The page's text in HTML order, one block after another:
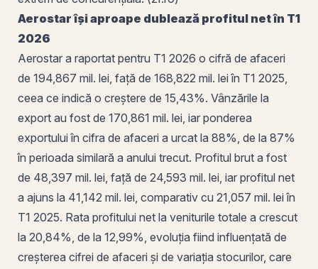
Aerostar își aproape dublează profitul net în T1
2026
Aerostar a raportat pentru T1 2026 o cifră de afaceri
de 194,867 mil. lei, față de 168,822 mil. lei în T1 2025,
ceea ce indică o creștere de 15,43%. Vânzările la
export au fost de 170,861 mil. lei, iar ponderea
exportului în cifra de afaceri a urcat la 88%, de la 87%
în perioada similară a anului trecut. Profitul brut a fost
de 48,397 mil. lei, față de 24,593 mil. lei, iar profitul net
a ajuns la 41,142 mil. lei, comparativ cu 21,057 mil. lei în
T1 2025. Rata profitului net la veniturile totale a crescut
la 20,84%, de la 12,99%, evoluția fiind influențată de
creșterea cifrei de afaceri și de variația stocurilor, care